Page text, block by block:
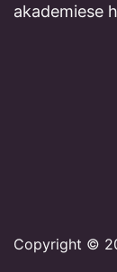
akademiese
Copyright ©